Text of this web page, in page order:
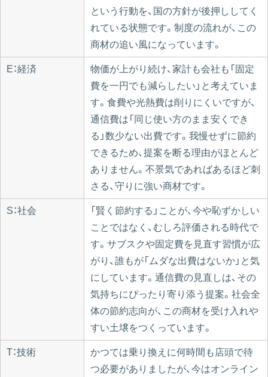
という行動を、国の方針が後押ししてく
れている状態です。制度の流れが、この
商材の追い風になっています。
E：経済
物価が上がり続け、家計も会社も「固定
費を一円でも減らしたい」と考えていま
す。食費や光熱費は削りにくいですが、
通信費は「同じ使い方のまま安くでき
る」数少ない出費です。我慢せずに節約
できるため、提案を断る理由がほとんど
ありません。不景気であればあるほど刺
さる、守りに強い商材です。
S：社会
「賢く節約する」ことが、今や恥ずかしい
ことではなく、むしろ評価される時代で
す。サブスクや固定費を見直す習慣が広
がり、誰もが「ムダな出費はないか」と気
にしています。通信費の見直しは、その
気持ちにぴったり寄り添う提案。社会全
体の節約志向が、この商材を受け入れや
すい土壌をつくっています。
T：技術
かつては乗り換えに何時間も店頭で待
つ必要がありましたが、今はオンライン